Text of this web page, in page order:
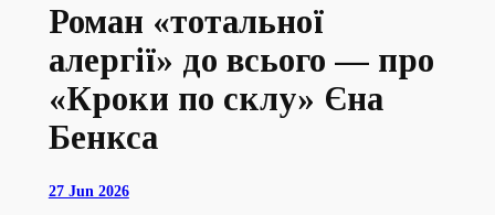
Роман «тотальної
алергії» до всього — про
«Кроки по склу» Єна
Бенкса
27 Jun 2026